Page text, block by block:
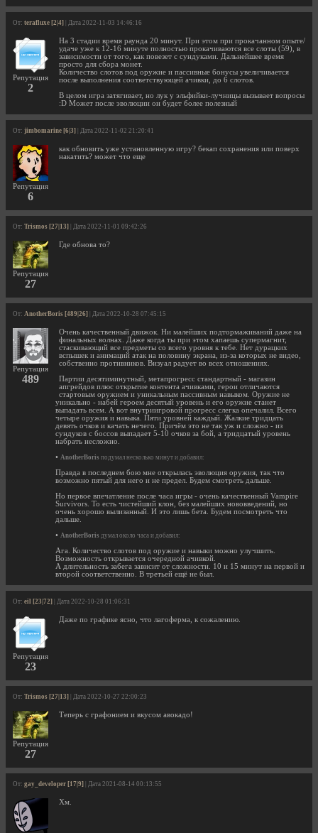
От: terafluxe [2|4] | Дата 2022-11-03 14:46:16
Репутация
2
На 3 стадии время раунда 20 минут. При этом при прокачанном опыте/
удаче уже к 12-16 минуте полностью прокачиваются все слоты (59), в
зависимости от того, как повезет с сундуками. Дальнейшее время
просто для сбора монет.
Количество слотов под оружие и пассивные бонусы увеличивается
после выполнения соответствующей ачивки, до 6 слотов.
В целом игра затягивает, но лук у эльфийки-лучницы вызывает вопросы
:D Может после эволюции он будет более полезный
От: jimbomarine [6|3] | Дата 2022-11-02 21:20:41
Репутация
6
как обновить уже установленную игру? бекап сохранения или поверх
накатить? может что еще
От: Trismos [27|13] | Дата 2022-11-01 09:42:26
Репутация
27
Где обнова то?
От: AnotherBoris [489|26] | Дата 2022-10-28 07:45:15
Репутация
489
Очень качественный движок. Ни малейших подтормаживаний даже на
финальных волнах. Даже когда ты при этом хапаешь супермагнит,
стаскивающий все предметы со всего уровня к тебе. Нет дурацких
вспышек и анимаций атак на половину экрана, из-за которых не видео,
собственно противников. Визуал радует во всех отношениях.
Партии десятиминутный, метапрогресс стандартный - магазин
апгрейдов плюс открытие контента ачивками, герои отличаются
стартовым оружием и уникальным пассивным навыком. Оружие не
уникально - набей героем десятый уровень и его оружие станет
выпадать всем. А вот внутриигровой прогресс слегка опечалил. Всего
четыре оружия и навыка. Пяти уровней каждый. Жалкие тридцать
девять очков и качать нечего. Причём это не так уж и сложно - из
сундуков с боссов выпадает 5-10 очков за бой, а тридцатый уровень
набрать несложно.
• AnotherBoris подумал несколько минут и добавил:
Правда в последнем бою мне открылась эволюция оружия, так что
возможно пятый для него и не предел. Будем смотреть дальше.
Но первое впечатление после часа игры - очень качественный Vampire
Survivors. То есть чистейший клон, без малейших нововведений, но
очень хорошо вылизанный. И это лишь бета. Будем посмотреть что
дальше.
• AnotherBoris думал около часа и добавил:
Ага. Количество слотов под оружие и навыки можно улучшить.
Возможность открывается очередной ачивкой.
А длительность забега зависит от сложности. 10 и 15 минут на первой и
второй соответственно. В третьей ещё не был.
От: eil [23|72] | Дата 2022-10-28 01:06:31
Репутация
23
Даже по графике ясно, что лагоферма, к сожалению.
От: Trismos [27|13] | Дата 2022-10-27 22:00:23
Репутация
27
Теперь с графонием и вкусом авокадо!
От: gay_developer [17|9] | Дата 2021-08-14 00:13:55
Хм.